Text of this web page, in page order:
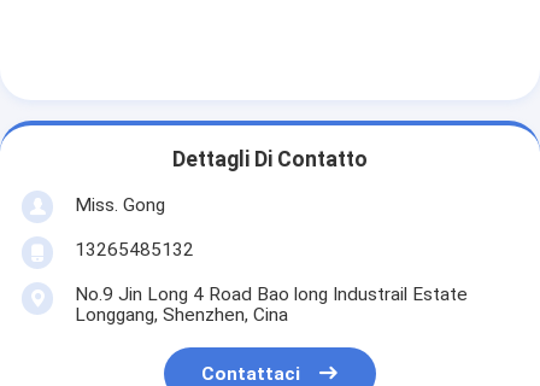
Prodotti
Spettacolo VR
Chi Siamo
Visita alla fabbrica
Dettagli Di Contatto
Miss. Gong
13265485132
No.9 Jin Long 4 Road Bao long Industrail Estate
Longgang, Shenzhen, Cina
Contattaci